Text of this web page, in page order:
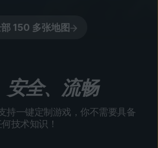
150 多张地图
安全、流畅
持一键定制游戏，你不需要具备
技术知识！